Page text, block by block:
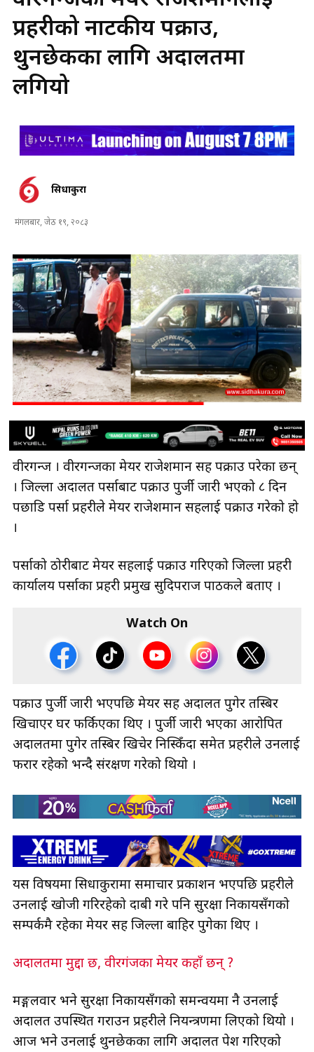
प्रहरीको नाटकीय पक्राउ,
थुनछेकका लागि अदालतमा
लगियो
सिधाकुरा
मंगलबार, जेठ १९, २०८३
वीरगन्ज । वीरगन्जका मेयर राजेशमान सिंह पक्राउ परेका छन्
। जिल्ला अदालत पर्साबाट पक्राउ पुर्जी जारी भएको ८ दिन
पछाडि पर्सा प्रहरीले मेयर राजेशमान सिंहलाई पक्राउ गरेको हो
।
पर्साको ठोरीबाट मेयर सिंहलाई पक्राउ गरिएको जिल्ला प्रहरी
कार्यालय पर्साका प्रहरी प्रमुख सुदिपराज पाठकले बताए ।
Watch On
पक्राउ पुर्जी जारी भएपछि मेयर सिंह अदालत पुगेर तस्बिर
खिचाएर घर फर्किएका थिए । पुर्जी जारी भएका आरोपित
अदालतमा पुगेर तस्बिर खिचेर निस्किँदा समेत प्रहरीले उनलाई
फरार रहेको भन्दै संरक्षण गरेको थियो ।
यस विषयमा सिधाकुरामा समाचार प्रकाशन भएपछि प्रहरीले
उनलाई खोजी गरिरहेको दाबी गरे पनि सुरक्षा निकायसँगको
सम्पर्कमै रहेका मेयर सिंह जिल्ला बाहिर पुगेका थिए ।
अदालतमा मुद्दा छ, वीरगंजका मेयर कहाँ छन् ?
मङ्गलवार भने सुरक्षा निकायसँगको समन्वयमा नै उनलाई
अदालत उपस्थित गराउन प्रहरीले नियन्त्रणमा लिएको थियो ।
आज भने उनलाई थुनछेकका लागि अदालत पेश गरिएको